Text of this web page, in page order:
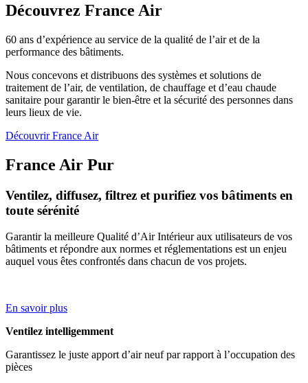
Découvrez France Air
60 ans d’expérience au service de la qualité de l’air et de la
performance des bâtiments.
Nous concevons et distribuons des systèmes et solutions de
traitement de l’air, de ventilation, de chauffage et d’eau chaude
sanitaire pour garantir le bien-être et la sécurité des personnes dans
leurs lieux de vie.
Découvrir France Air
France Air Pur
Ventilez, diffusez, filtrez et purifiez vos bâtiments en
toute sérénité
Garantir la meilleure Qualité d’Air Intérieur aux utilisateurs de vos
bâtiments et répondre aux normes et réglementations est un enjeu
auquel vous êtes confrontés dans chacun de vos projets.
En savoir plus
Ventilez intelligemment
Garantissez le juste apport d’air neuf par rapport à l’occupation des
pièces